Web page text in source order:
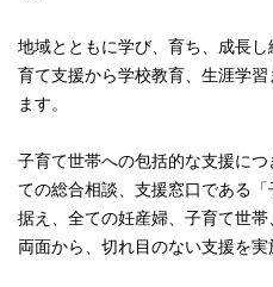
地域とともに学び、育ち、成長
育て支援から学校教育、生涯学
ます。
子育て世帯への包括的な支援に
ての総合相談、支援窓口である
据え、全ての妊産婦、子育て世
両面から、切れ目のない支援を実